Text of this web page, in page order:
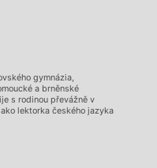
gymnázia,
a brněnské
s rodinou převážně v
lektorka českého jazyka